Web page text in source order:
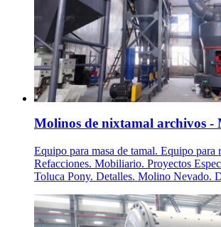
Molinos de nixtamal archivos -
Equipo para masa de tamal. Equipo para
Refacciones. Mobiliario. Proyectos
Toluca Pony. Detalles. Molino Nevado.